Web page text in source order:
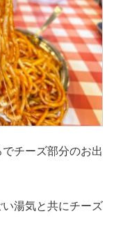
チーズ部分のお出
湯気と共にチーズ